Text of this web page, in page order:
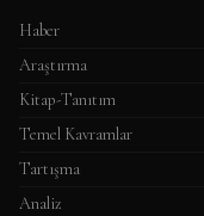
Haber
Araştırma
Kitap-Tanıtım
Temel Kavramlar
Tartışma
Analiz